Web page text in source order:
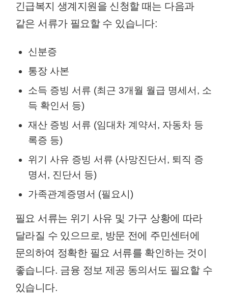
긴급복지 생계지원을 신청할 때는 다음과
같은 서류가 필요할 수 있습니다:
신분증
통장 사본
소득 증빙 서류 (최근 3개월 월급 명세서, 소
득 확인서 등)
재산 증빙 서류 (임대차 계약서, 자동차 등
록증 등)
위기 사유 증빙 서류 (사망진단서, 퇴직 증
명서, 진단서 등)
가족관계증명서 (필요시)
필요 서류는 위기 사유 및 가구 상황에 따라
달라질 수 있으므로, 방문 전에 주민센터에
문의하여 정확한 필요 서류를 확인하는 것이
좋습니다. 금융 정보 제공 동의서도 필요할 수
있습니다.